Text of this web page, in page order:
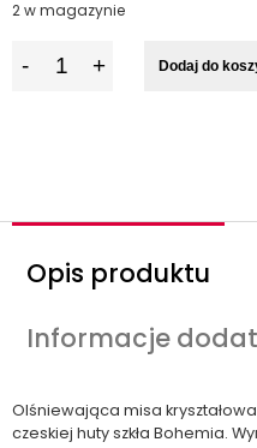
2 w magazynie
Dodaj do
Opis produktu
Informacje
Olśniewająca misa
czeskiej huty szkła Bohemia.